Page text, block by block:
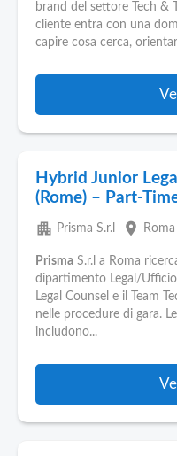
brand del settore Tech &
cliente entra con una
capire cosa cerca,
Hybrid Junior
(Rome) – Part-
apartment Prisma S.r.l place Roma
Prisma S.r.l a Roma
dipartimento Legal/
Legal Counsel e il Team
nelle procedure di gara.
includono...